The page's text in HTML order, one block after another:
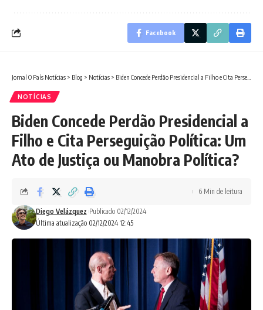
Facebook
Jornal O País Notícias > Blog > Notícias > Biden Concede Perdão Presidencial a Filho e Cita Perseguição Política: Um Ato de Justiça ou Manobra Política?
NOTÍCIAS
Biden Concede Perdão Presidencial a
Filho e Cita Perseguição Política: Um
Ato de Justiça ou Manobra Política?
Última atualização 02/12/2024 12:45
Diego Velázquez Publicado 02/12/2024
6 Min de leitura